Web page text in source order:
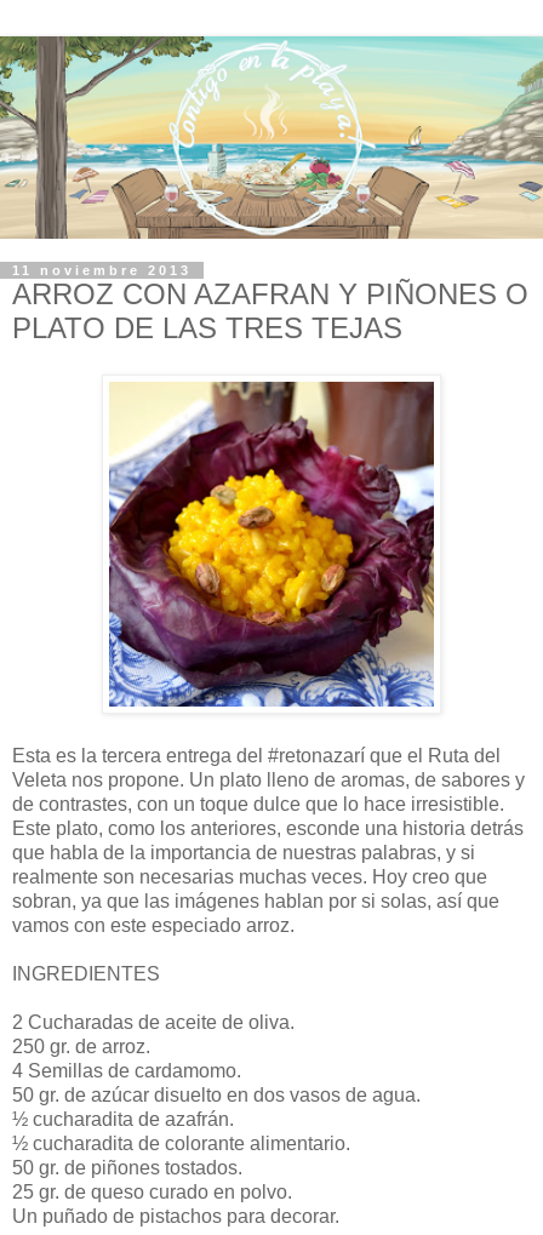
11 noviembre 2013
ARROZ CON AZAFRAN Y PIÑONES O
PLATO DE LAS TRES TEJAS
Esta es la tercera entrega del #retonazarí que el Ruta del
Veleta nos propone. Un plato lleno de aromas, de sabores y
de contrastes, con un toque dulce que lo hace irresistible.
Este plato, como los anteriores, esconde una historia detrás
que habla de la importancia de nuestras palabras, y si
realmente son necesarias muchas veces. Hoy creo que
sobran, ya que las imágenes hablan por si solas, así que
vamos con este especiado arroz.
INGREDIENTES
2 Cucharadas de aceite de oliva.
250 gr. de arroz.
4 Semillas de cardamomo.
50 gr. de azúcar disuelto en dos vasos de agua.
½ cucharadita de azafrán.
½ cucharadita de colorante alimentario.
50 gr. de piñones tostados.
25 gr. de queso curado en polvo.
Un puñado de pistachos para decorar.